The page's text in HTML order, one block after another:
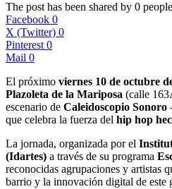
The post has been shared by 0
Facebook 0
X (Twitter) 0
Pinterest 0
Mail 0
El próximo viernes 10 de octubre
Plazoleta de la Mariposa (calle
escenario de Caleidoscopio Sonoro
que celebra la fuerza del hip hop
La jornada, organizada por el
(Idartes) a través de su programa
reconocidas agrupaciones y artistas
barrio y la innovación digital de este